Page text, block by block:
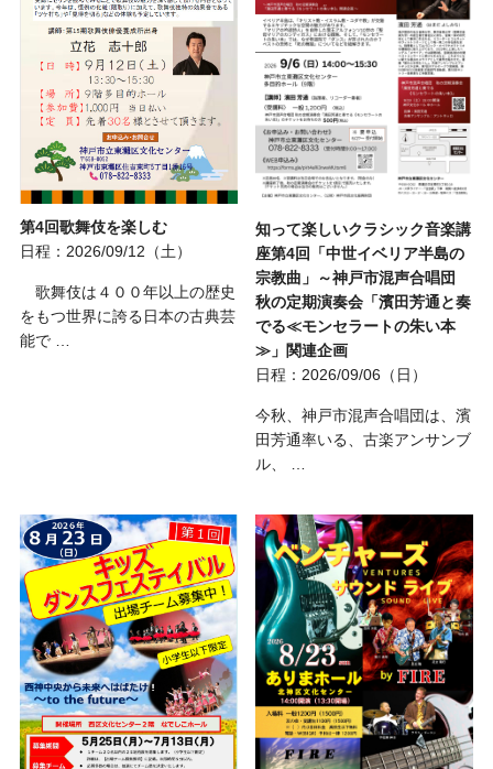
第4回歌舞伎を楽しむ
日程：2026/09/12（土）
歌舞伎は４００年以上の歴史
をもつ世界に誇る日本の古典芸
能で …
知って楽しいクラシック音楽講
座第4回「中世イベリア半島の
宗教曲」～神戸市混声合唱団
秋の定期演奏会「濱田芳通と奏
でる≪モンセラートの朱い本
≫」関連企画
日程：2026/09/06（日）
今秋、神戸市混声合唱団は、濱
田芳通率いる、古楽アンサンブ
ル、 …